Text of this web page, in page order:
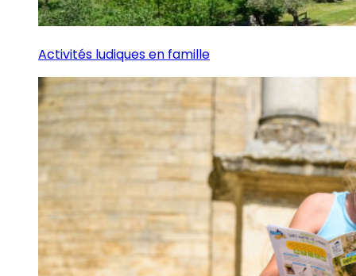
Activités ludiques en famille